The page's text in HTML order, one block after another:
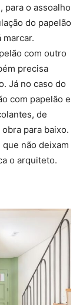
para o assoalho
do papelão
com outro
precisa
Já no caso do
com papelão e
de
para baixo.
não deixam
o arquiteto.